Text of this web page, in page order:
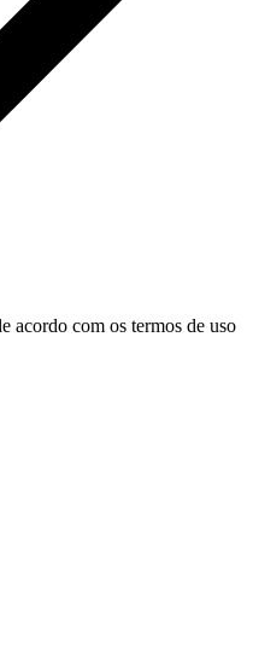
acordo com os termos de uso